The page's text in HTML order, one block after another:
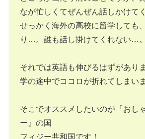
なが忙しくてぜんぜん話しかけて
せっかく海外の高校に留学しても
り…。誰も話し掛けてくれない…。
それでは英語も伸びるはずがあり
学の途中でココロが折れてしまいま
そこでオススメしたいのが『おし
ー』の国
フィジー共和国です！